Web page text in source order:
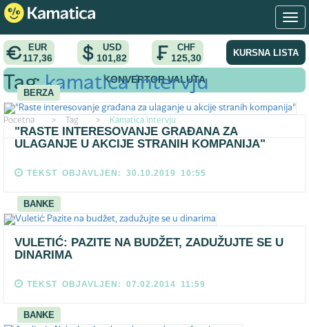
EUR
117,36
USD
101,82
CHF
125,30 KURSNA LISTA
KONVERTOR VALUTA
Pocetna > Tag > Kamatica intervju
Tag:kamatica intervju
BERZA
"RASTE INTERESOVANJE GRAĐANA ZA
ULAGANJE U AKCIJE STRANIH KOMPANIJA"
TEKST OBJAVLJEN: 30.10.2019 10:55
BANKE
VULETIĆ: PAZITE NA BUDŽET, ZADUŽUJTE SE U
DINARIMA
TEKST OBJAVLJEN: 07.02.2014 11:59
BANKE